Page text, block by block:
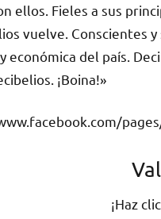
ellos. Fieles a sus
vuelve. Conscientes
económica del país.
¡Boina!»
¡Haz